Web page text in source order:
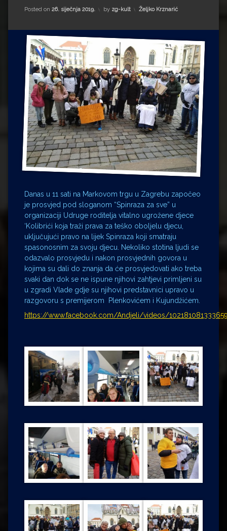
Matea Andrić
Ljiljana Lekanić-Kljaić
Željko Krznarić
Mario Lovreković
Miroslav Šantek
Posted on 26. siječnja 2019. by zg-kult Kategorije:
Željko Krznarić
Danas u 11 sati na Markovom trgu u Zagrebu započeo
je prosvjed pod sloganom “Spinraza za sve” u
organizaciji Udruge roditelja vitalno ugrožene djece
‘Kolibrići koja traži prava za teško oboljelu djecu,
uključujući pravo na lijek Spinraza koji smatraju
spasonosnim za svoju djecu. Nekoliko stotina ljudi se
odazvalo prosvjedu i nakon prosvjednih govora u
kojima su dali do znanja da će prosvjedovati ako treba
svaki dan dok se ne ispune njihovi zahtjevi primljeni su
u zgradi Vlade gdje su njihovi predstavnici upravo u
razgovoru s premijerom Plenkovićem i Kujundžićem.
https://www.facebook.com/Andjeli/videos/